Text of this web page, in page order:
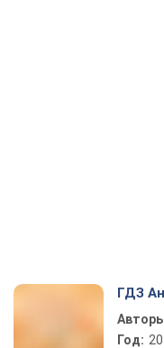
ГДЗ
Год: